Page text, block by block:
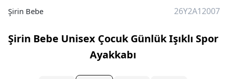
Şirin Bebe 26Y2A12007
Şirin Bebe Unisex Çocuk Günlük Işıklı Spor
Ayakkabı